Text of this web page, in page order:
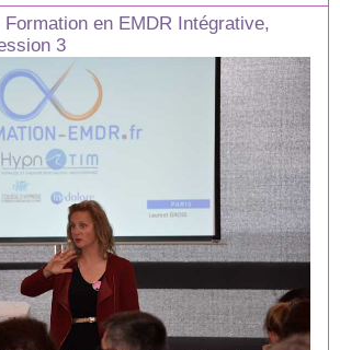
Formation en EMDR Intégrative,
3